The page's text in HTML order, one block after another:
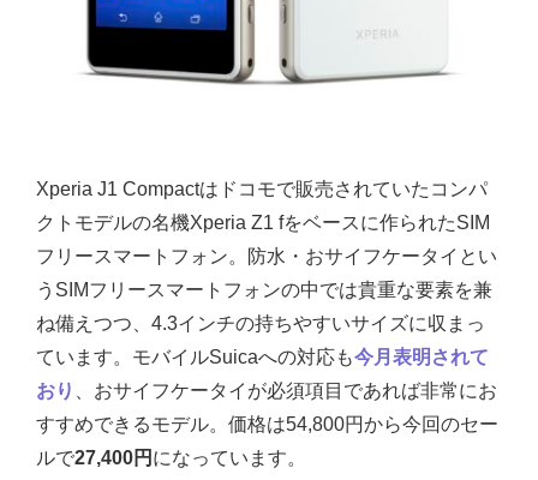
Xperia J1 Compactはドコモで販売されていたコンパ
クトモデルの名機Xperia Z1 fをベースに作られたSIM
フリースマートフォン。防水・おサイフケータイとい
うSIMフリースマートフォンの中では貴重な要素を兼
ね備えつつ、4.3インチの持ちやすいサイズに収まっ
ています。モバイルSuicaへの対応も今月表明されて
おり
、おサイフケータイが必須項目であれば非常にお
すすめできるモデル。価格は54,800円から今回のセー
ルで27,400円 になっています。